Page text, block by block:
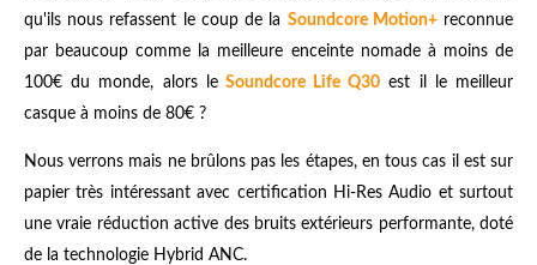
qu'ils nous refassent le coup de la Soundcore Motion+reconnue
par beaucoup comme la meilleure enceinte nomade à moins de
100€ du monde, alors le Soundcore Life Q30 est il le meilleur
casque à moins de 80€ ?
Nous verrons mais ne brûlons pas les étapes, en tous cas il est sur
papier très intéressant avec certification Hi-Res Audio et surtout
une vraie réduction active des bruits extérieurs performante, doté
de la technologie Hybrid ANC.